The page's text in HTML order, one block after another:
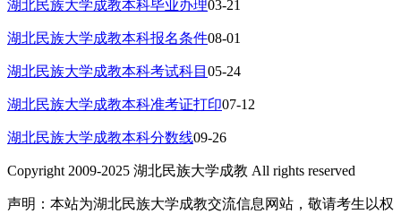
湖北民族大学成教本科毕业办理03-21
湖北民族大学成教本科报名条件08-01
湖北民族大学成教本科考试科目 05-24
湖北民族大学成教本科准考证打印07-12
湖北民族大学成教本科分数线09-26
Copyright 2009-2025 湖北民族大学成教 All rights reserved
声明：本站为湖北民族大学成教交流信息网站，敬请考生以权